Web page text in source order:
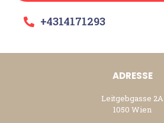
+4314171293
ADRESSE
Leitgebgasse 2A
1050 Wien